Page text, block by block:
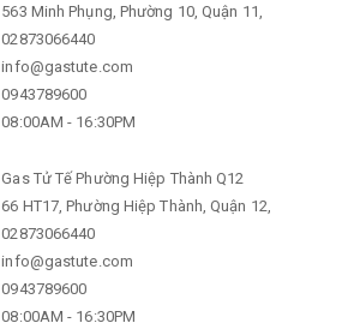
563 Minh Phụng, Phường 10, Quận 11,
02873066440
info@gastute.com
0943789600
08:00AM - 16:30PM
Gas Tử Tế Phường Hiệp Thành Q12
66 HT17, Phường Hiệp Thành, Quận 12,
02873066440
info@gastute.com
0943789600
08:00AM - 16:30PM